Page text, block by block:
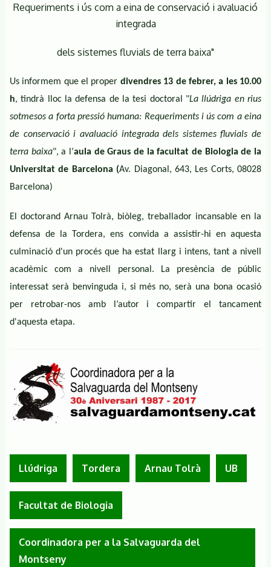
Requeriments i ús com a eina de conservació i avaluació
integrada
dels sistemes fluvials de terra baixa"
Us informem que el proper divendres13 de febrer, a les 10.00
h, tindrà lloc la defensa dela tesi doctoral "La llúdriga en rius
sotmesos a forta pressió humana: Requeriments i ús com a eina
de conservació i avaluació integrada dels sistemes fluvials de
terra baixa", a l’aula de Graus de lafacultat de Biologia de la
Universitat de Barcelona (Av. Diagonal, 643, Les Corts, 08028
Barcelona)
El doctorand Arnau Tolrà, biòleg, treballador incansable en la
defensa de la Tordera, ens convida a assistir-hi en aquesta
culminació d'un procés que ha estat llarg i intens, tant a nivell
acadèmic com a nivell personal.
La presència de públic
interessat serà benvinguda i, si més no, serà una bona ocasió
per retrobar-nos amb l’autor i compartir el tancament
d'aquesta etapa.
Llúdriga Tordera Arnau Tolrà UB
Facultat de Biologia
Coordinadora per a la Salvaguarda del
Montseny